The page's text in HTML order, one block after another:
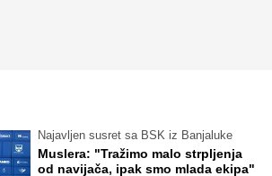
Najavljen susret sa BSK iz Banjaluke
Muslera: "Tražimo malo strpljenja
od navijača, ipak smo mlada ekipa"